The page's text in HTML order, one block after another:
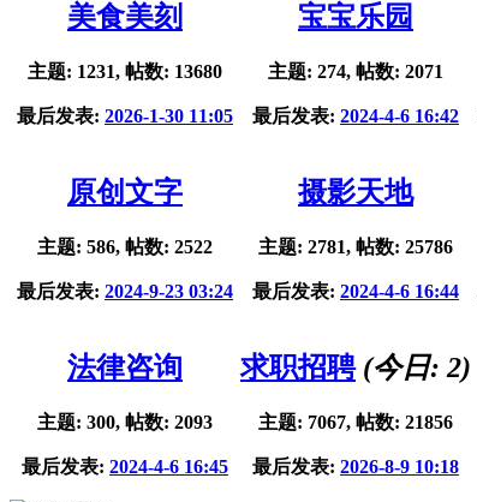
美食美刻
主题: 1231, 帖数: 13680
最后发表: 2026-1-30 11:05
宝宝乐园
主题: 274, 帖数: 2071
最后发表: 2024-4-6 16:42
原创文字
主题: 586, 帖数: 2522
最后发表: 2024-9-23 03:24
摄影天地
主题: 2781, 帖数: 25786
最后发表: 2024-4-6 16:44
法律咨询
主题: 300, 帖数: 2093
最后发表: 2024-4-6 16:45
求职招聘(今日: 2)
主题: 7067, 帖数: 21856
最后发表: 2026-8-9 10:18